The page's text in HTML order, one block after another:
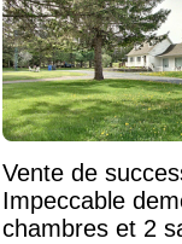
Vente de
Impeccable
chambres et 2